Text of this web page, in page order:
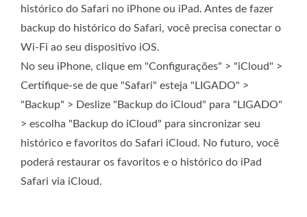
histórico do Safari no iPhone ou iPad. Antes de fazer
backup do histórico do Safari, você precisa conectar o
Wi-Fi ao seu dispositivo iOS.
No seu iPhone, clique em "Configurações" > "iCloud" >
Certifique-se de que "Safari" esteja "LIGADO" >
"Backup" > Deslize "Backup do iCloud" para "LIGADO"
> escolha "Backup do iCloud" para sincronizar seu
histórico e favoritos do Safari iCloud. No futuro, você
poderá restaurar os favoritos e o histórico do iPad
Safari via iCloud.